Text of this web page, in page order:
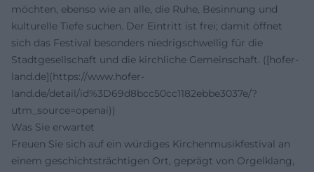
möchten, ebenso wie an alle, die Ruhe, Besinnung und
kulturelle Tiefe suchen. Der Eintritt ist frei; damit öffnet
sich das Festival besonders niedrigschwellig für die
Stadtgesellschaft und die kirchliche Gemeinschaft. ([hofer-
land.de](https://www.hofer-
land.de/detail/id%3D69d8bcc50cc1182ebbe3037e/?
utm_source=openai))
Was Sie erwartet
Freuen Sie sich auf ein würdiges Kirchenmusikfestival an
einem geschichtsträchtigen Ort, geprägt von Orgelklang,